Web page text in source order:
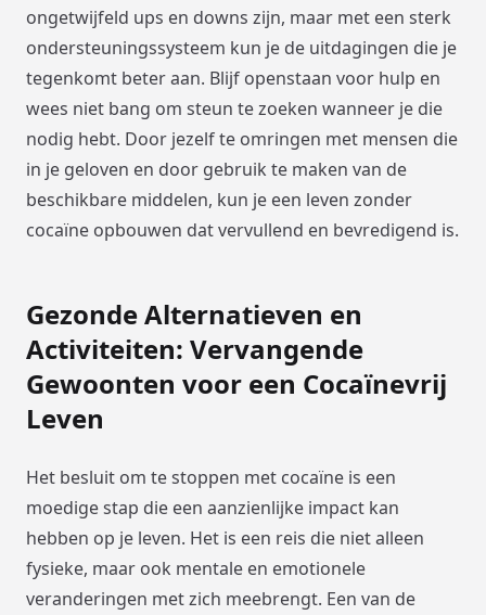
ongetwijfeld ups en downs zijn, maar met een sterk
ondersteuningssysteem kun je de uitdagingen die je
tegenkomt beter aan. Blijf openstaan voor hulp en
wees niet bang om steun te zoeken wanneer je die
nodig hebt. Door jezelf te omringen met mensen die
in je geloven en door gebruik te maken van de
beschikbare middelen, kun je een leven zonder
cocaïne opbouwen dat vervullend en bevredigend is.
Gezonde Alternatieven en
Activiteiten: Vervangende
Gewoonten voor een Cocaïnevrij
Leven
Het besluit om te stoppen met cocaïne is een
moedige stap die een aanzienlijke impact kan
hebben op je leven. Het is een reis die niet alleen
fysieke, maar ook mentale en emotionele
veranderingen met zich meebrengt. Een van de